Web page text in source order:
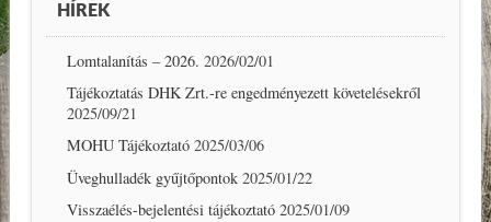
HÍREK
Lomtalanítás – 2026. 2026/02/01
Tájékoztatás DHK Zrt.-re engedményezett követelésekről
2025/09/21
MOHU Tájékoztató 2025/03/06
Üveghulladék gyűjtőpontok 2025/01/22
Visszaélés-bejelentési tájékoztató 2025/01/09